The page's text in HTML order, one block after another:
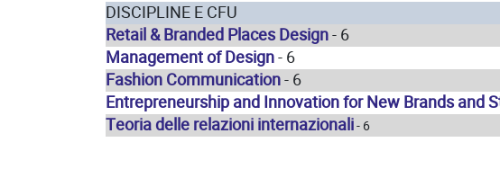
DISCIPLINE E CFU
Retail & Branded Places Design- 6
Management of Design- 6
Fashion Communication- 6
Entrepreneurship and Innovation for New Brands and
Teoria delle relazioni internazionali- 6